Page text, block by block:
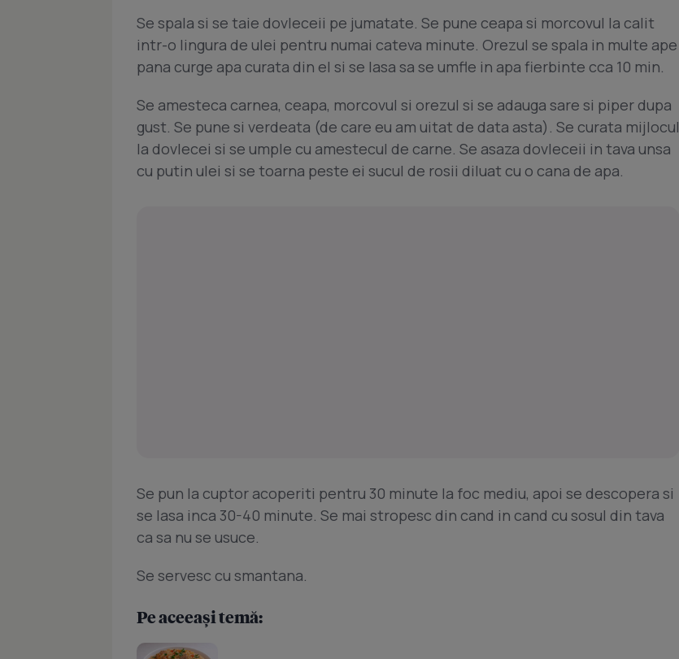
Se spala si se taie dovleceii pe jumatate. Se pune ceapa si morcovul la calit
intr-o lingura de ulei pentru numai cateva minute. Orezul se spala in multe ape
pana curge apa curata din el si se lasa sa se umfle in apa fierbinte cca 10 min.
Se amesteca carnea, ceapa, morcovul si orezul si se adauga sare si piper dupa
gust. Se pune si verdeata (de care eu am uitat de data asta). Se curata mijlocul
la dovlecei si se umple cu amestecul de carne. Se asaza dovleceii in tava unsa
cu putin ulei si se toarna peste ei sucul de rosii diluat cu o cana de apa.
Se pun la cuptor acoperiti pentru 30 minute la foc mediu, apoi se descopera si
se lasa inca 30-40 minute. Se mai stropesc din cand in cand cu sosul din tava
ca sa nu se usuce.
Se servesc cu smantana.
Pe aceeași temă: